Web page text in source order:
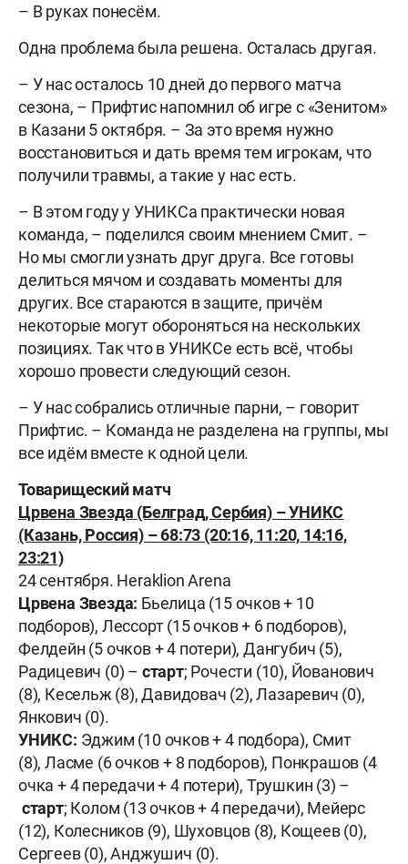
– В руках понесём.
Одна проблема была решена. Осталась другая.
– У нас осталось 10 дней до первого матча
сезона, – Прифтис напомнил об игре с «Зенитом»
в Казани 5 октября. – За это время нужно
восстановиться и дать время тем игрокам, что
получили травмы, а такие у нас есть.
– В этом году у УНИКСа практически новая
команда, – поделился своим мнением Смит. –
Но мы смогли узнать друг друга. Все готовы
делиться мячом и создавать моменты для
других. Все стараются в защите, причём
некоторые могут обороняться на нескольких
позициях. Так что в УНИКСе есть всё, чтобы
хорошо провести следующий сезон.
– У нас собрались отличные парни, – говорит
Прифтис. – Команда не разделена на группы, мы
все идём вместе к одной цели.
Товарищеский матч
Црвена Звезда (Белград, Сербия) – УНИКС
(Казань, Россия) – 68:73 (20:16, 11:20, 14:16,
23:21)
24 сентября. Heraklion Arena
Црвена Звезда: Бьелица (15 очков + 10
подборов), Лессорт (15 очков + 6 подборов),
Фелдейн (5 очков + 4 потери), Дангубич (5),
Радицевич (0) – старт; Рочести (10), Йованович
(8), Кесельж (8), Давидовач (2), Лазаревич (0),
Янкович (0).
УНИКС: Эджим (10 очков + 4 подбора), Смит
(8), Ласме (6 очков + 8 подборов), Понкрашов (4
очка + 4 передачи + 4 потери), Трушкин (3) –
старт; Колом (13 очков + 4 передачи), Мейерс
(12), Колесников (9), Шуховцов (8), Кощеев (0),
Сергеев (0), Анджушич (0).